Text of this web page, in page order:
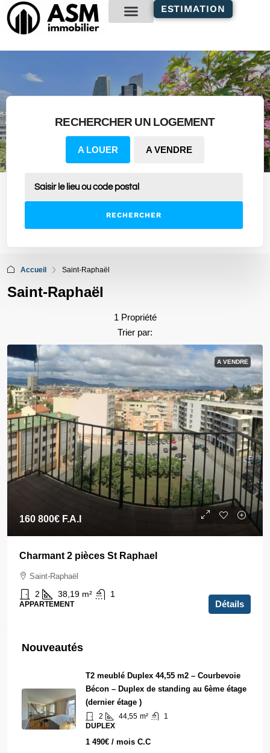
principal
ESTIMATION
RECHERCHER UN LOGEMENT
A LOUER A VENDRE
RECHERCHER
Accueil Saint-Raphaël
Saint-Raphaël
1 Propriété
Trier par:
A VENDRE
160 800€ F.A.I
Charmant 2 pièces St Raphael
Saint-Raphaël
2 38,19 m² 1
APPARTEMENT Détails
Nouveautés
T2 meublé Duplex 44,55 m2 – Courbevoie
Bécon – Duplex de standing au 6ème étage
(dernier étage )
2 44,55 m²
1
DUPLEX
1 490€ / mois C.C